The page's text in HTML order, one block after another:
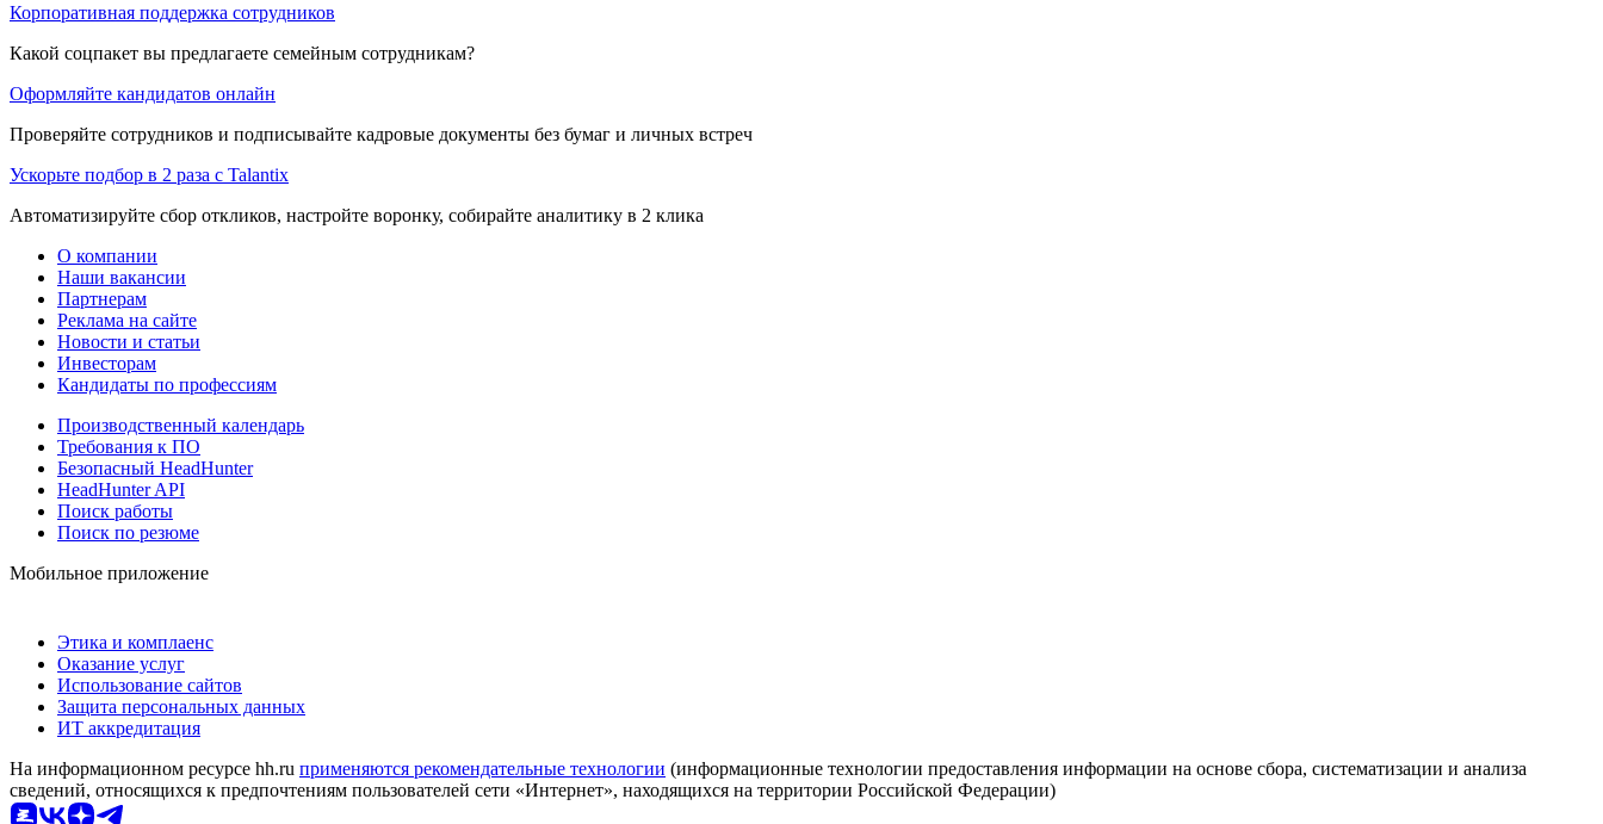
Корпоративная поддержка сотрудников
Какой соцпакет вы предлагаете семейным сотрудникам?
Оформляйте кандидатов онлайн
Проверяйте сотрудников и подписывайте кадровые документы без бумаг и личных встреч
Ускорьте подбор в 2 раза с Talantix
Автоматизируйте сбор откликов, настройте воронку, собирайте аналитику в 2 клика
О компании
Наши вакансии
Партнерам
Реклама на сайте
Новости и статьи
Инвесторам
Кандидаты по профессиям
Производственный календарь
Требования к ПО
Безопасный HeadHunter
HeadHunter API
Поиск работы
Поиск по резюме
Мобильное приложение
Этика и комплаенс
Оказание услуг
Использование сайтов
Защита персональных данных
ИТ аккредитация
На информационном ресурсе hh.ru применяются рекомендательные технологии (информационные технологии предоставления информации на основе сбора, систематизации и анализа
сведений, относящихся к предпочтениям пользователей сети «Интернет», находящихся на территории Российской Федерации)